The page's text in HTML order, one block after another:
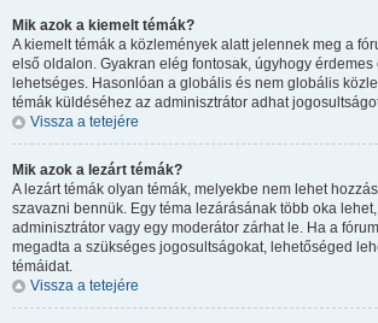
Mik azok a kiemelt témák?
A kiemelt témák a közlemények alatt jelennek meg a
első oldalon. Gyakran elég fontosak, úgyhogy
lehetséges. Hasonlóan a globális és nem globális
témák küldéséhez az adminisztrátor adhat
Vissza a tetejére
Mik azok a lezárt témák?
A lezárt témák olyan témák, melyekbe nem lehet
szavazni bennük. Egy téma lezárásának több oka
adminisztrátor vagy egy moderátor zárhat le. Ha a
megadta a szükséges jogosultságokat, lehetőséged
témáidat.
Vissza a tetejére